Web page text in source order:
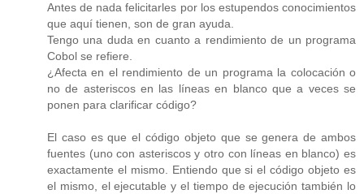
Antes de nada felicitarles por los estupendos conocimientos
que aquí tienen, son de gran ayuda.
Tengo una duda en cuanto a rendimiento de un programa
Cobol se refiere.
¿Afecta en el rendimiento de un programa la colocación o
no de asteriscos en las líneas en blanco que a veces se
ponen para clarificar código?
El caso es que el código objeto que se genera de ambos
fuentes (uno con asteriscos y otro con líneas en blanco) es
exactamente el mismo. Entiendo que si el código objeto es
el mismo, el ejecutable y el tiempo de ejecución también lo